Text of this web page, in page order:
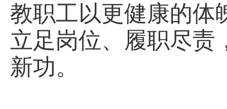
教职工以更健康的体
立足岗位、履职尽责
新功。